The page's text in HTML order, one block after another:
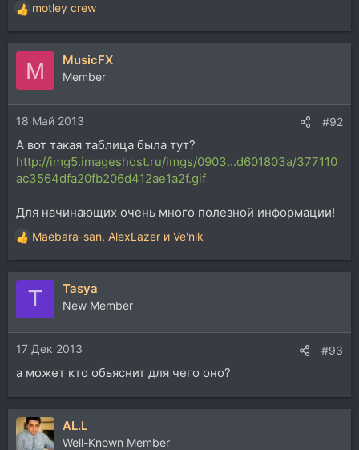
Р
е
а
и
и
:
motley crew
M MusicFX
Member
18 Май 2013 #92
А вот такая таблица была тут?
http://img5.imageshost.ru/imgs/0903...d601803a/377110
ac3564dfa20fb206d412ae1a2f.gif
Для начинающих очень много полезной информации!
Р
е
а
и
и
:
Maebara-san, AlexLazer и Ve'nik
T Tasya
New Member
17 Дек 2013 #93
а может кто обьяснит для чего оно?
AL.L
Well-Known Member